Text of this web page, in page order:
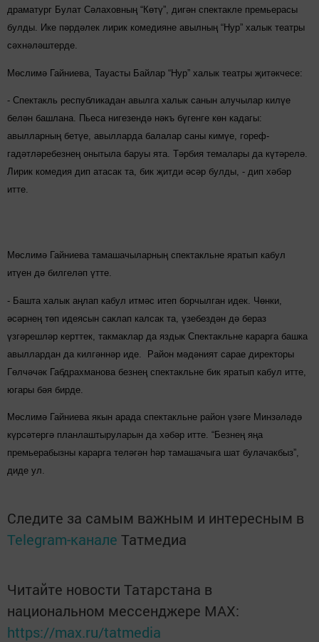
драматург Булат Сәлаховның “Көтү”, дигән спектакле премьерасы
булды. Ике пәрдәлек лирик комедияне авылның “Нур” халык театры
сәхнәләштерде.
Мөслимә Гайниева, Тауасты Байлар “Нур” халык театры җитәкчесе:
- Спектакль республикадан авылга халык санын алучылар килүе
белән башлана. Пьеса нигезендә нәкъ бүгенге көн кадагы:
авылларның бетүе, авылларда балалар саны кимүе, гореф-
гадәтләребезнең онытыла баруы ята. Тәрбия темалары да күтәрелә.
Лирик комедия дип атасак та, бик җитди әсәр булды, - дип хәбәр
итте.
Мөслимә Гайниева тамашачыларның спектакльне яратып кабул
итүен дә билгеләп үтте.
- Башта халык аңлап кабул итмәс итеп борчылган идек. Чөнки,
әсәрнең төп идеясын саклап калсак та, үзебездән дә бераз
үзгәрешләр керттек, такмаклар да яздык Спектакльне карарга башка
авыллардан да килгәннәр иде. Район мәдәният сарае директоры
Гөлчәчәк Габдрахманова безнең спектакльне бик яратып кабул итте,
югары бәя бирде.
Мөслимә Гайниева якын арада спектакльне район үзәге Минзәләдә
күрсәтергә планлаштыруларын да хәбәр итте. “Безнең яңа
премьерабызны карарга теләгән һәр тамашачыга шат булачакбыз”,
диде ул.
Следите за самым важным и интересным в
Telegram-канале Татмедиа
Читайте новости Татарстана в
национальном мессенджере MАХ:
https://max.ru/tatmedia